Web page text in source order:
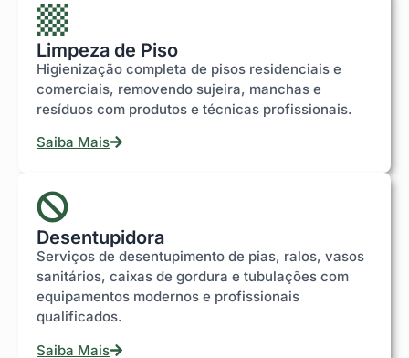
Limpeza de Piso
Higienização completa de pisos residenciais e
comerciais, removendo sujeira, manchas e
resíduos com produtos e técnicas profissionais.
Saiba Mais
Desentupidora
Serviços de desentupimento de pias, ralos, vasos
sanitários, caixas de gordura e tubulações com
equipamentos modernos e profissionais
qualificados.
Saiba Mais